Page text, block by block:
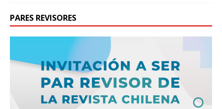
PARES REVISORES